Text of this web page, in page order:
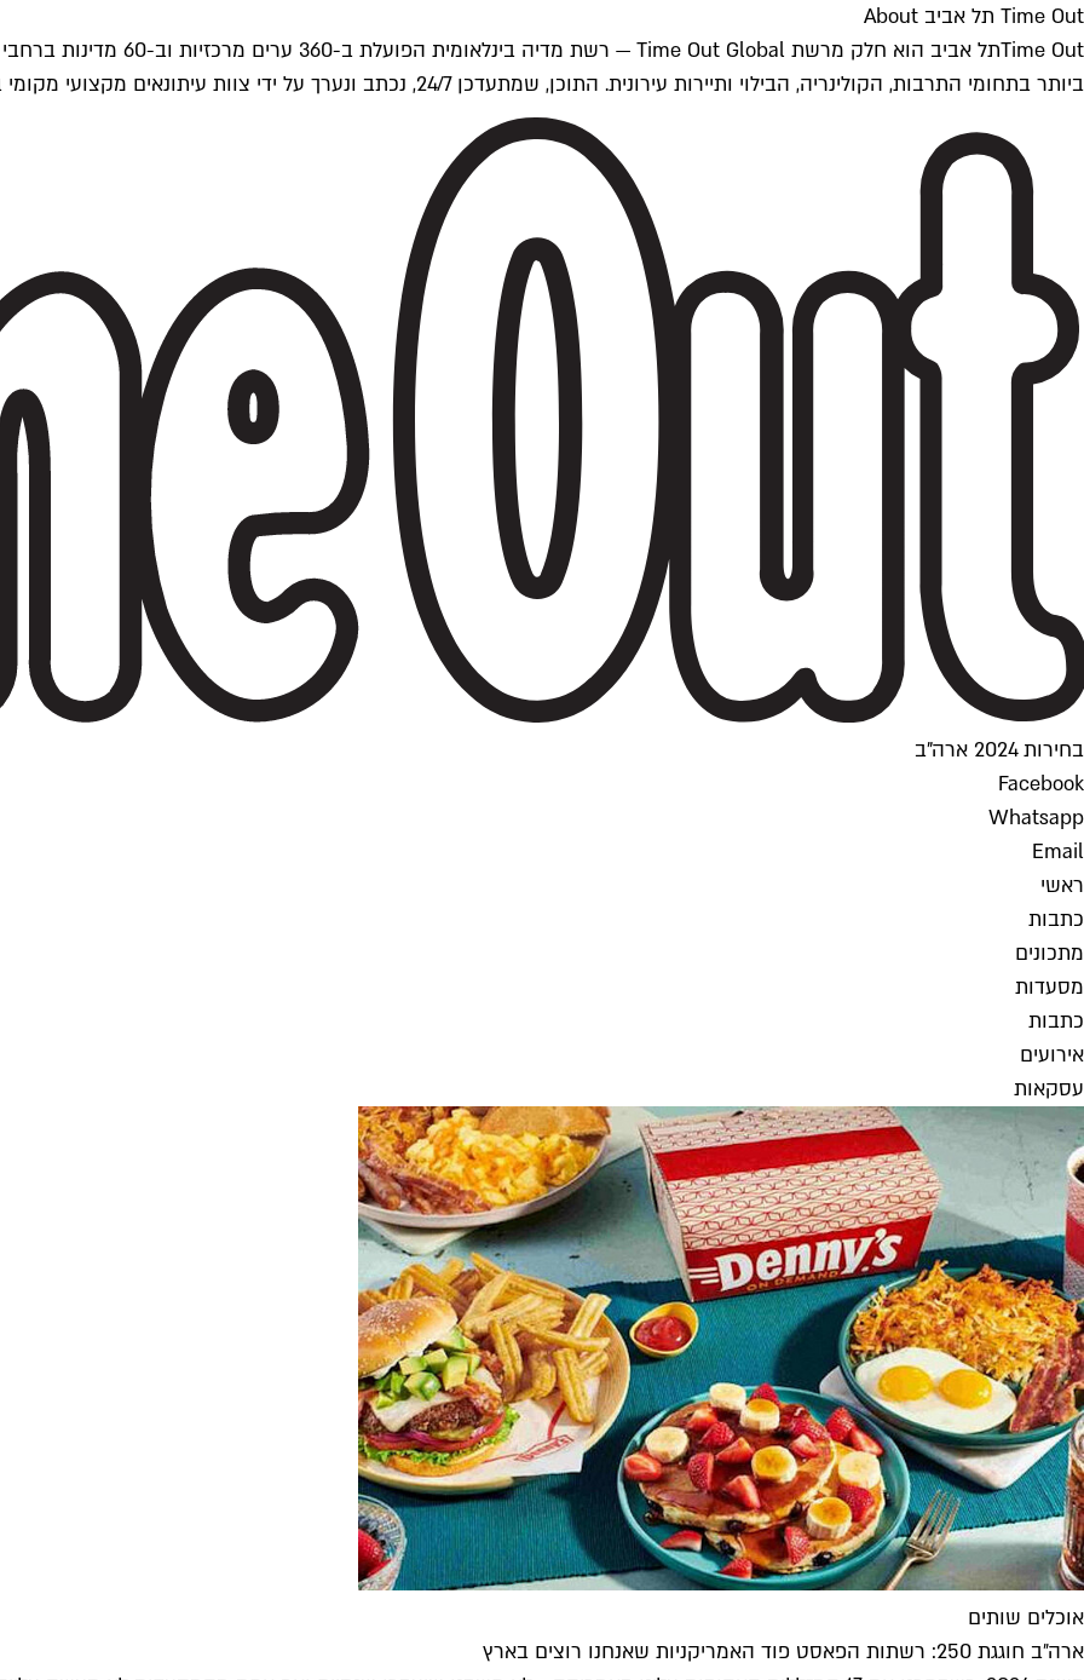
Time Out תל אביב About
ביותר בתחומי התרבות, הקולינריה, הבילוי ותיירות עירונית. התוכן, שמתעדכן 24/7, נכתב ונערך על ידי צוות עיתונאים מקצועי מקומי בישראל, בהתאם לסטנדרטים של Time Out העולמית.
בחירות 2024 ארה"ב
Facebook
Whatsapp
Email
ראשי
כתבות
מתכונים
מסעדות
כתבות
אירועים
עסקאות
אוכלים שותים
ארה״ב חוגגת 250: רשתות הפאסט פוד האמריקניות שאנחנו רוצים בארץ